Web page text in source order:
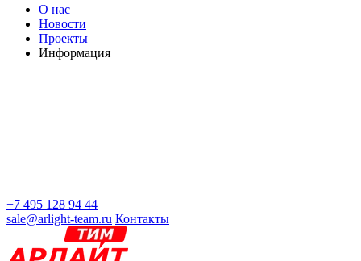
О нас
Новости
Проекты
Информация
+7 495 128 94 44
sale@arlight-team.ru Контакты